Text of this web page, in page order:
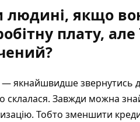
якщо
плату,
звернутись до
склалася. Завжди можна
Тобто зменшити